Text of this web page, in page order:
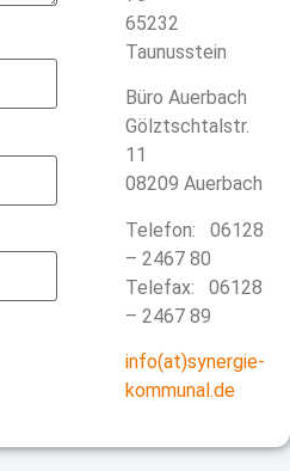
65232
Taunusstein
Büro Auerbach
Gölztschtalstr.
11
08209 Auerbach
Telefon: 06128
– 2467 80
Telefax: 06128
– 2467 89
info(at)synergie-
kommunal.de